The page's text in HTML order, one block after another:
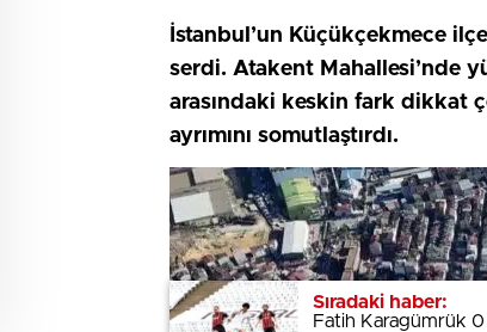
Sıradaki haber:
Fatih Karagümrük
İstanbul’un Küçükçekmece
serdi. Atakent Mahallesi’nde
arasındaki keskin fark dikkat
ayrımını somutlaştırdı.
Sıradaki haber:
Fatih Karagümrük